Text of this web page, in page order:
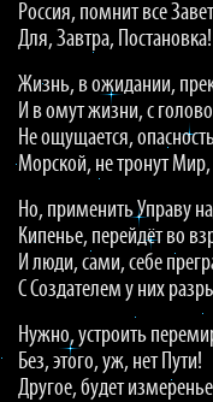
Россия, помнит все
Для, Завтра, Постановка!
Жизнь, в ожидании,
И в омут жизни, с
Не ощущается,
Морской, не тронут
Но, применить Управу
Кипенье, перейдёт во
И люди, сами, себе
С Создателем у них
Нужно, устроить
Без, этого, уж, нет Пути!
Другое, будет